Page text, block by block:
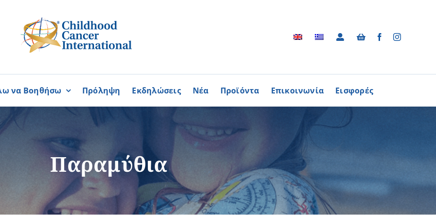
Παγκύπρια Συμμαχία Σπάνιων Παθήσεων
Παγκύπριο Συντονιστικό Συμβούλιο Εθελοντισμού
Ομοσπονδία Συνδέσμων Ασθενών Κύπρου
Φλόγα Ελλάδος
Φωτογραφικό Αρχείο
Βίντεο
Ραδιοφωνικές Διαφημίσεις
Διαφημίσεις / Φυλλάδια
Τα Τραγούδια
να Βοηθήσω
ΓΙΝΟΜΑΙ
Περισσότερα
ΓΙΝΟΜΑΙ
ΕΘΕΛΟΝΤΗΣ
Περισσότερα
ΑΓΟΡΑΖΩ
ΠΡΟΙΟΝΤΑ
Περισσότερα
Πρόληψη Εκδηλώσεις Νέα Προϊόντα Επικοινωνία Εισφορές
Παραμύθια